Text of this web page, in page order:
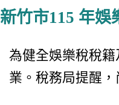
新竹市115 年娛
為健全娛樂稅稅
業。稅務局提醒